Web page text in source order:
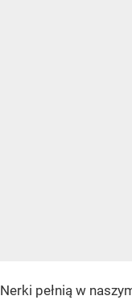
Nerki pełnią w